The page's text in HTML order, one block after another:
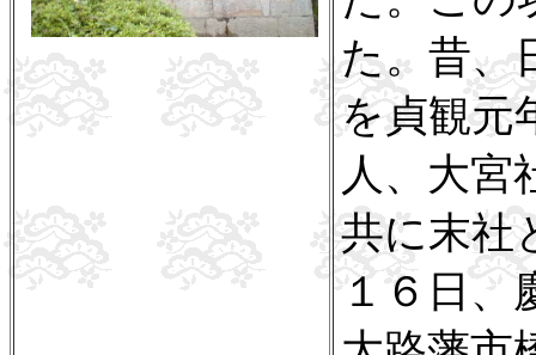
た。昔、
を貞観元
人、大宮
共に末社
１６日、